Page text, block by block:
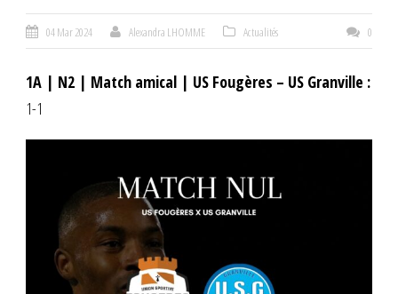
04 Mar 2024 Alexandra LHOMME Actualités 0
1A | N2 | Match amical | US Fougères – US Granville :
1-1